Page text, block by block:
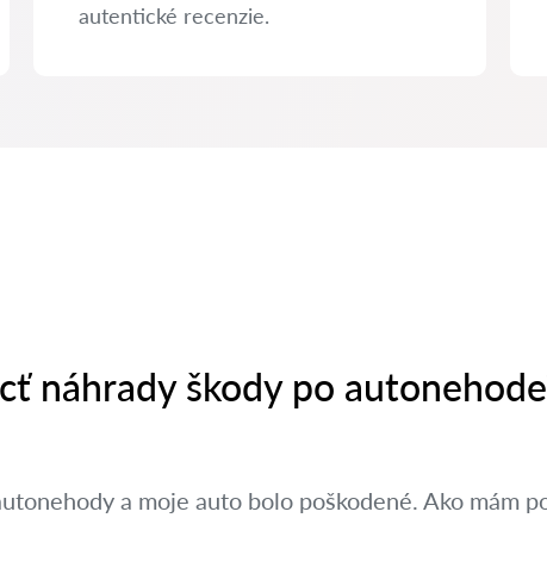
autentické recenzie.
náhrady škody po
a moje auto bolo poškodené. Ako mám